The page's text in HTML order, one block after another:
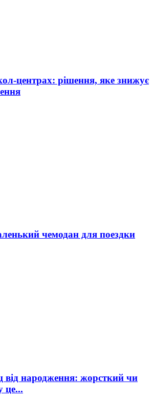
центрах: рішення, яке знижує
чемодан для поездки
від народження: жорсткий чи
це...